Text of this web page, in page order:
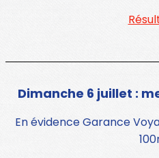
Dimanche 6 juillet :
En évidence Garance